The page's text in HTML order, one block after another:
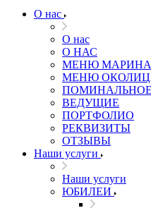
О нас
О нас
О НАС
МЕНЮ
МЕНЮ
ВЕДУЩИЕ
ПОРТФОЛИО
РЕКВИЗИТЫ
ОТЗЫВЫ
Наши услуги
Наши услуги
ЮБИЛЕИ